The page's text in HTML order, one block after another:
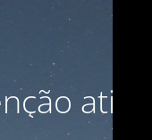
ativo